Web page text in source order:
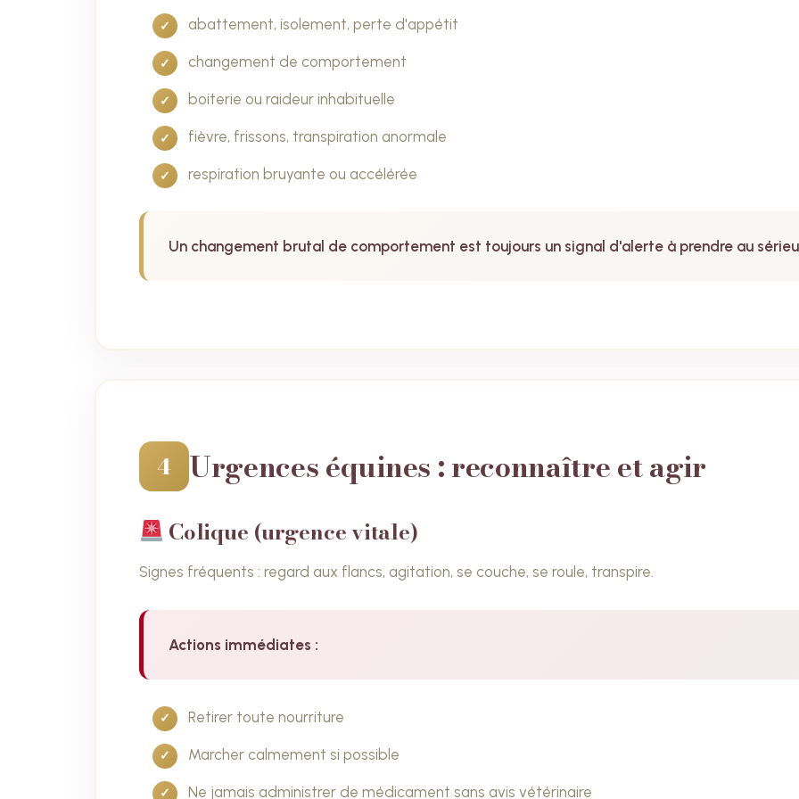
abattement, isolement, perte d'appétit
changement de comportement
boiterie ou raideur inhabituelle
fièvre, frissons, transpiration anormale
respiration bruyante ou accélérée
Un changement brutal de comportement est toujours un signal d'alerte à prendre au
4 Urgences équines : reconnaître et agir
Colique (urgence vitale)
Signes fréquents : regard aux flancs, agitation, se couche, se roule, transpire.
Actions immédiates :
Retirer toute nourriture
Marcher calmement si possible
Ne jamais administrer de médicament sans avis vétérinaire